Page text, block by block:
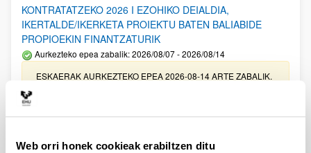
Web orri honek cookieak erabiltzen ditu
KONTRATATZEKO 2026 I EZOHIKO DEIALDIA,
IKERTALDE/IKERKETA PROIEKTU BATEN BALIABIDE
PROPIOEKIN FINANTZATURIK
Aurkezteko epea zabalik: 2026/08/07 - 2026/08/14
ESKAERAK AURKEZTEKO EPEA 2026-08-14 ARTE ZABALIK.
UPV/EHUn Azpiegitura Zientifikoa eta Funts Bibliografikoak